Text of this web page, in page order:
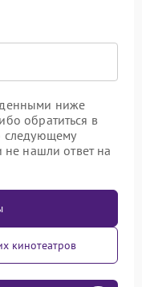
ниже
обратиться в
следующему
не нашли ответ на
кинотеатров